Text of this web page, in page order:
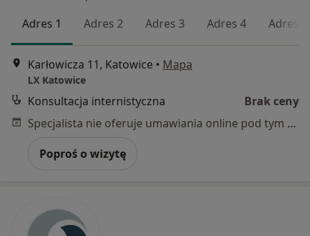
Adres 1 Adres 2 Adres 3 Adres 4 Adres 5
Karłowicza 11, Katowice • Mapa
LX Katowice
Konsultacja internistyczna
Brak ceny
Specjalista nie oferuje umawiania online pod tym adresem.
Poproś o wizytę